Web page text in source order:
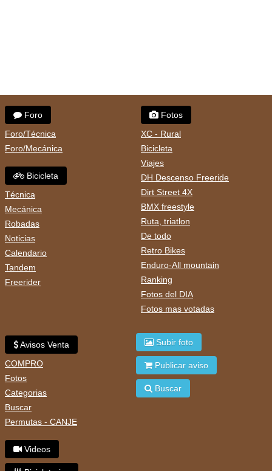
Foro
Foro/Técnica
Foro/Mecánica
Bicicleta
Técnica
Mecánica
Robadas
Noticias
Calendario
Tandem
Freerider
Fotos
XC - Rural
Bicicleta
Viajes
DH Descenso Freeride
Dirt Street 4X
BMX freestyle
Ruta, triatlon
De todo
Retro Bikes
Enduro-All mountain
Ranking
Fotos del DIA
Fotos mas votadas
Avisos Venta
COMPRO
Fotos
Categorias
Buscar
Permutas - CANJE
Videos
Subir foto
Publicar aviso
Buscar